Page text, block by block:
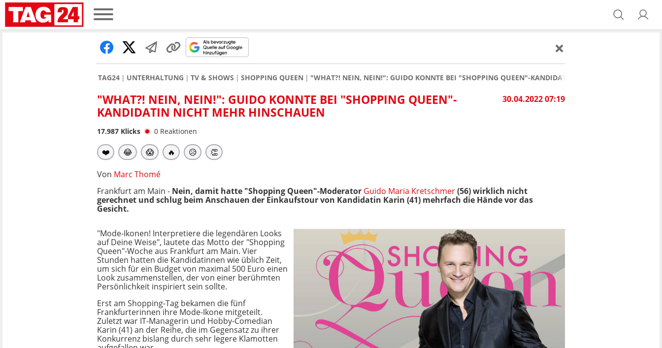
TAG24 UNTERHALTUNG TV & SHOWS SHOPPING QUEEN "WHAT?! NEIN, NEIN!": GUIDO KONNTE BEI "SHOPPING QUEEN"-KANDIDATIN KARIN NICHT MEHR
30.04.2022 07:19
"WHAT?! NEIN, NEIN!": GUIDO KONNTE BEI "SHOPPING QUEEN"-
KANDIDATIN NICHT MEHR HINSCHAUEN
17.987 Klicks 0 Reaktionen
❤️ 😂 😱 🔥 😥 👏
Von Marc Thomé
Frankfurt am Main - Nein, damit hatte "Shopping Queen"-Moderator Guido Maria Kretschmer(56) wirklich nicht
gerechnet und schlug beim Anschauen der Einkaufstour von Kandidatin Karin (41) mehrfach die Hände vor das
Gesicht.
"Mode-Ikonen! Interpretiere die legendären Looks
auf Deine Weise", lautete das Motto der "Shopping
Queen"-Woche aus Frankfurt am Main. Vier
Stunden hatten die Kandidatinnen wie üblich Zeit,
um sich für ein Budget von maximal 500 Euro einen
Look zusammenstellen, der von einer berühmten
Persönlichkeit inspiriert sein sollte.
Erst am Shopping-Tag bekamen die fünf
Frankfurterinnen ihre Mode-Ikone mitgeteilt.
Zuletzt war IT-Managerin und Hobby-Comedian
Karin (41) an der Reihe, die im Gegensatz zu ihrer
Konkurrenz bislang durch sehr legere Klamotten